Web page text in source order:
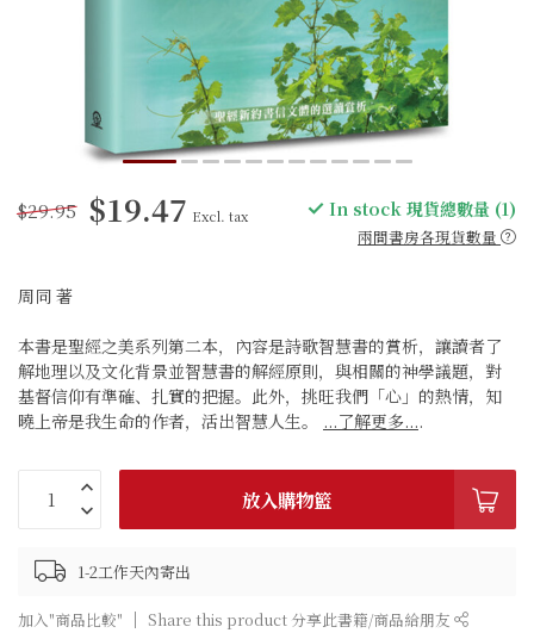
$29.95 $19.47 Excl. tax In stock 現貨總數量 (1)
兩間書房各現貨數量
周同 著
本書是聖經之美系列第二本，內容是詩歌智慧書的賞析，讓讀者了
解地理以及文化背景並智慧書的解經原則，與相關的神學議題，對
基督信仰有準確、扎實的把握。此外，挑旺我們「心」的熱情，知
曉上帝是我生命的作者，活出智慧人生。 ...了解更多....
放入購物籃
1-2工作天內寄出
加入"商品比較" Share this product 分享此書籍/商品給朋友